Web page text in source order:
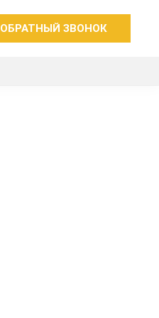
ОБРАТНЫЙ ЗВОНОК